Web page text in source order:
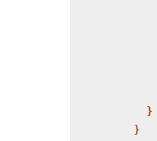
            }
          }